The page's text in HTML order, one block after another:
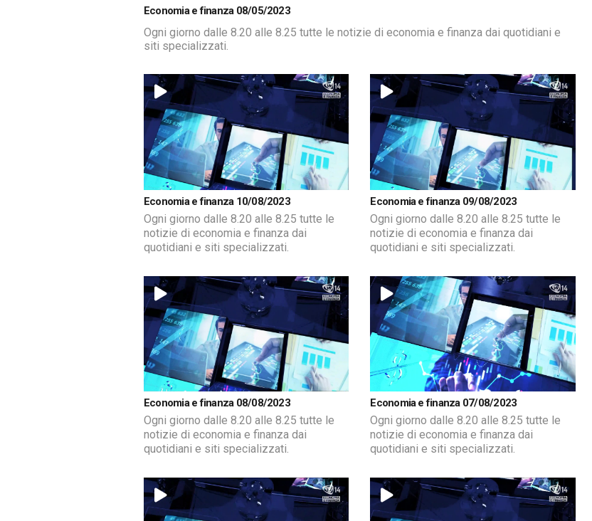
12.15%
Economia e finanza 08/05/2023
Ogni giorno dalle 8.20 alle 8.25 tutte le notizie di economia e finanza dai quotidiani e
siti specializzati.
Economia e finanza 10/08/2023
Ogni giorno dalle 8.20 alle 8.25 tutte le
notizie di economia e finanza dai
quotidiani e siti specializzati.
Economia e finanza 09/08/2023
Ogni giorno dalle 8.20 alle 8.25 tutte le
notizie di economia e finanza dai
quotidiani e siti specializzati.
Economia e finanza 08/08/2023
Ogni giorno dalle 8.20 alle 8.25 tutte le
notizie di economia e finanza dai
quotidiani e siti specializzati.
Economia e finanza 07/08/2023
Ogni giorno dalle 8.20 alle 8.25 tutte le
notizie di economia e finanza dai
quotidiani e siti specializzati.